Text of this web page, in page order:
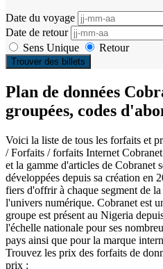
Date du voyage
Date de retour
Sens Unique
Retour
Trouver des billets
Plan de données
groupées, codes
Voici la liste de tous les forfaits et
/ Forfaits / forfaits Internet
et la gamme d'articles de Cobranet
développées depuis sa création en
fiers d'offrir à chaque segment de
l'univers numérique. Cobranet est
groupe est présent au Nigeria
l'échelle nationale pour ses
pays ainsi que pour la marque
Trouvez les prix des forfaits de
prix :